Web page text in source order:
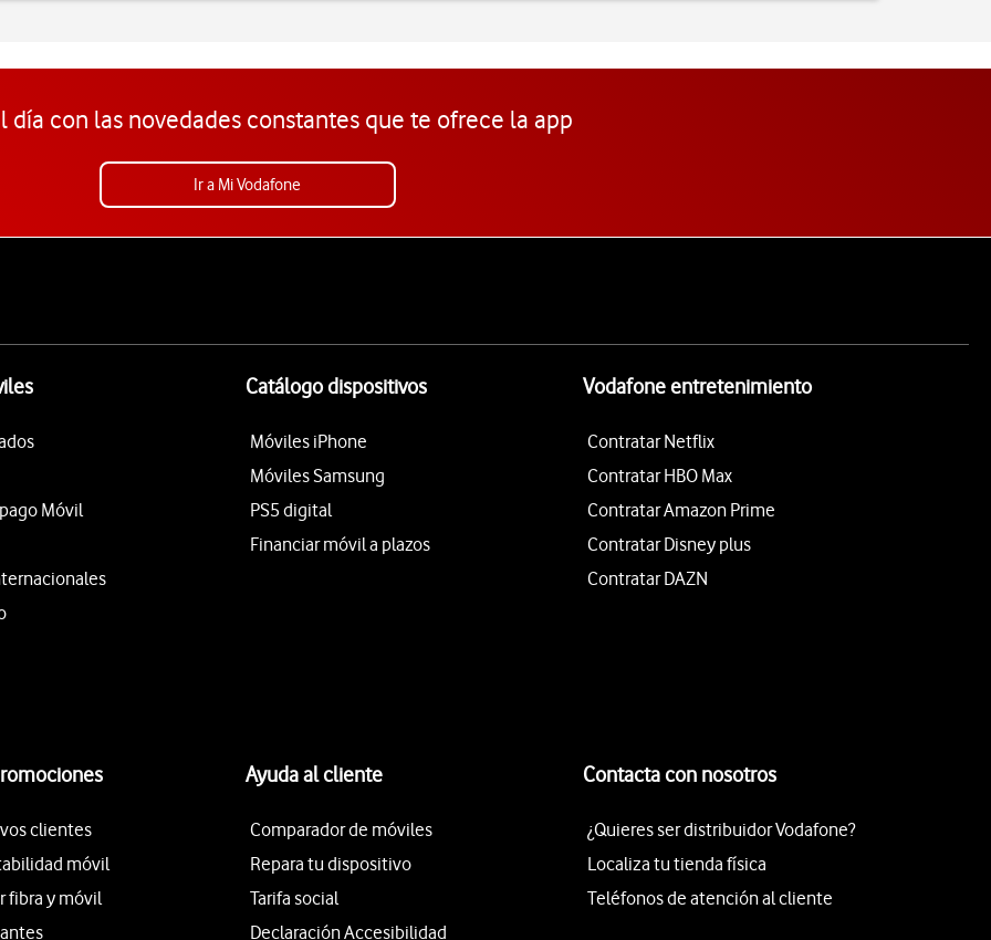
día con las novedades constantes que te ofrece la app
Ir a Mi Vodafone
Móvil
Catálogo dispositivos
Móviles iPhone
Móviles Samsung
PS5 digital
Financiar móvil a plazos
Vodafone entretenimiento
Contratar Netflix
Contratar HBO Max
Contratar Amazon Prime
Contratar Disney plus
Contratar DAZN
clientes
móvil
fibra y móvil
Ayuda al cliente
Comparador de móviles
Repara tu dispositivo
Tarifa social
Declaración Accesibilidad
Contacta con nosotros
¿Quieres ser distribuidor Vodafone?
Localiza tu tienda física
Teléfonos de atención al cliente